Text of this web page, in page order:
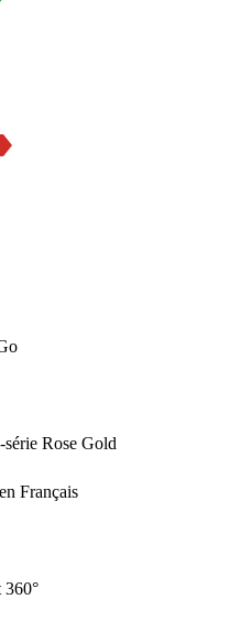
série Rose Gold
Français
360°